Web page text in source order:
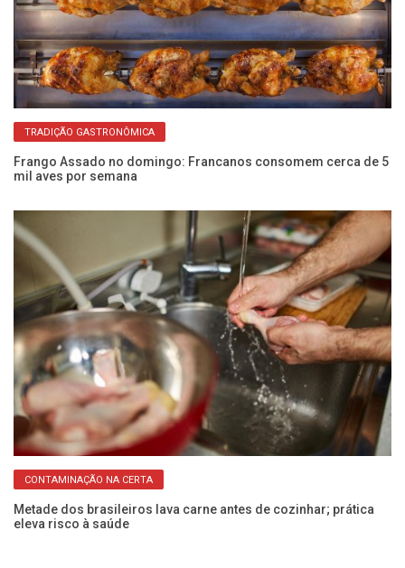
TRADIÇÃO GASTRONÔMICA
Frango Assado no domingo: Francanos consomem cerca de 5
mil aves por semana
CONTAMINAÇÃO NA CERTA
Metade dos brasileiros lava carne antes de cozinhar; prática
eleva risco à saúde